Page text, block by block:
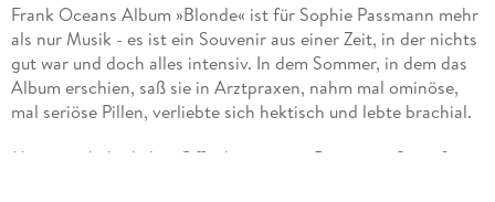
Frank Oceans Album »Blonde« ist für Sophie Passmann mehr
als nur Musik - es ist ein Souvenir aus einer Zeit, in der nichts
gut war und doch alles intensiv. In dem Sommer, in dem das
Album erschien, saß sie in Arztpraxen, nahm mal ominöse,
mal seriöse Pillen, verliebte sich hektisch und lebte brachial.
Mit unnachahmlicher Offenheit seziert Passmann Song für